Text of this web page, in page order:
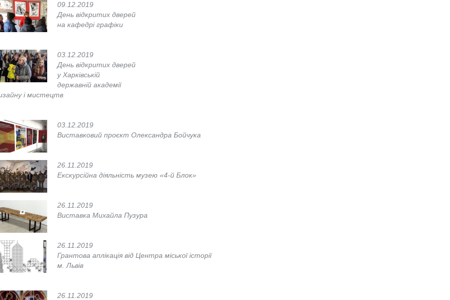
09.12.2019
День відкритих дверей
на кафедрі графіки
03.12.2019
День відкритих дверей
у Харківській
державній академії
і мистецтв
03.12.2019
Виставковий проєкт Олександра Бойчука
26.11.2019
Екскурсійна діяльність музею «4-й Блок»
26.11.2019
Виставка Михайла Пузура
26.11.2019
Грантова аплікація від Центра міської історії
м. Львів
26.11.2019